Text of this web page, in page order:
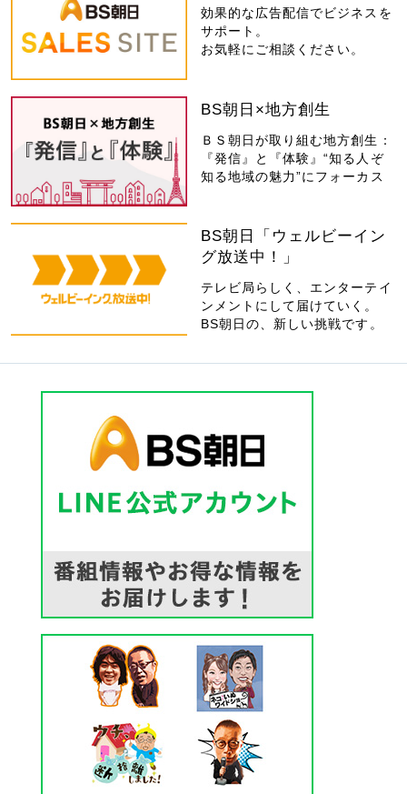
効果的な広告配信でビジネスを
サポート。
お気軽にご相談ください。
BS朝日×地方創生
ＢＳ朝日が取り組む地方創生：
『発信』と『体験』“知る人ぞ
知る地域の魅力”にフォーカス
BS朝日「ウェルビーイン
グ放送中！」
テレビ局らしく、エンターテイ
ンメントにして届けていく。
BS朝日の、新しい挑戦です。